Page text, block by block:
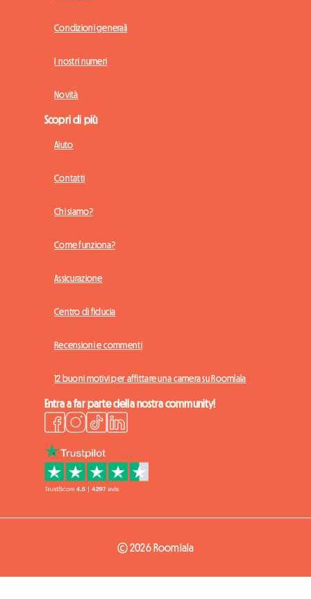
Condizioni generali
I nostri numeri
Novità
Scopri di più
Aiuto
Contatti
Chi siamo?
Come funziona?
Assicurazione
Centro di fiducia
Recensioni e commenti
12 buoni motivi per affittare una camera su Roomlala
Entra a far parte della nostra community!
© 2026 Roomlala